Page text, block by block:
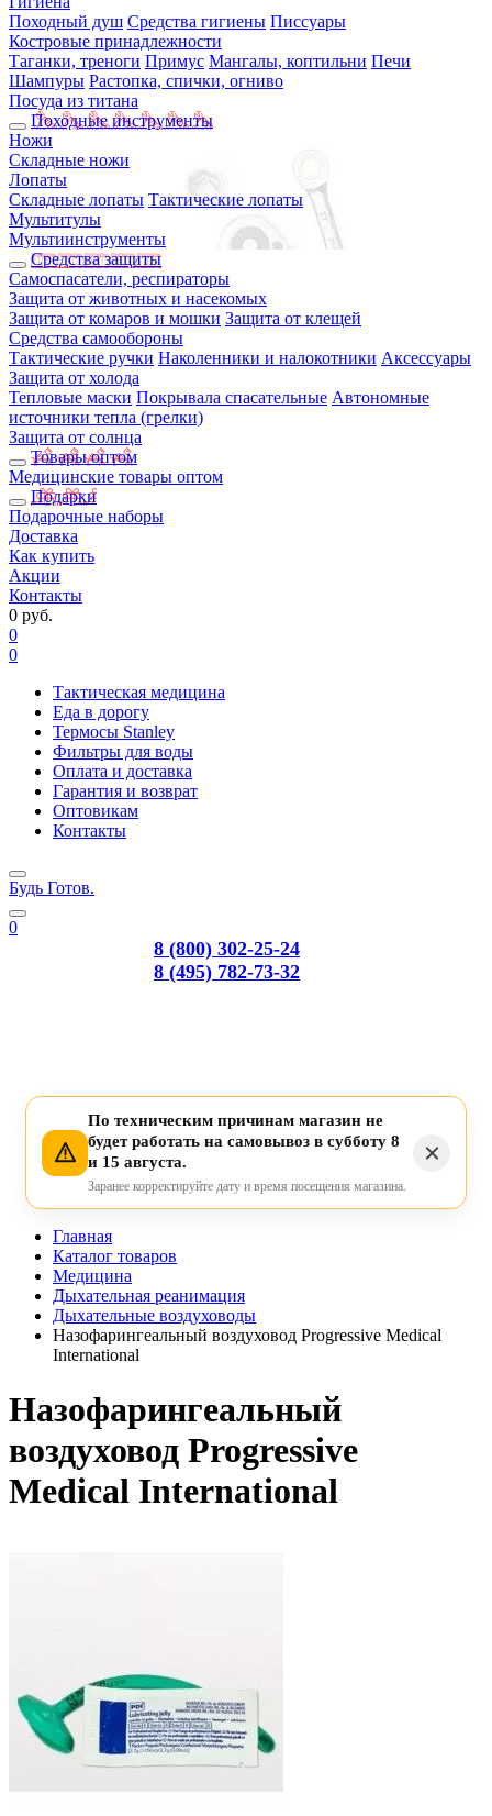
Походный душ Средства гигиены Писсуары
Костровые принадлежности
Таганки, треноги Примус Мангалы, коптильни Печи
Шампуры Растопка, спички, огниво
Посуда из титана
Походные инструменты
Ножи
Складные ножи
Лопаты
Складные лопаты Тактические лопаты
Мультитулы
Мультиинструменты
Средства защиты
Самоспасатели, респираторы
Защита от животных и насекомых
Защита от комаров и мошки Защита от клещей
Средства самообороны
Тактические ручки Наколенники и налокотники Аксессуары
Защита от холода
Тепловые маски Покрывала спасательные Автономные
источники тепла (грелки)
Защита от солнца
Товары оптом
Медицинские товары оптом
Подарки
Подарочные наборы
Доставка
Как купить
Акции
Контакты
0 руб.
0
0
Тактическая медицина
Еда в дорогу
Термосы Stanley
Фильтры для воды
Оплата и доставка
Гарантия и возврат
Оптовикам
Контакты
Будь Готов.
0
8 (800) 302-25-24
8 (495) 782-73-32
По техническим причинам магазин не
будет работать на самовывоз в субботу 8
и 15 августа.
Заранее корректируйте дату и время посещения магазина.
Главная
Каталог товаров
Медицина
Дыхательная реанимация
Дыхательные воздуховоды
Назофарингеальный воздуховод Progressive Medical
International
Назофарингеальный
воздуховод Progressive
Medical International